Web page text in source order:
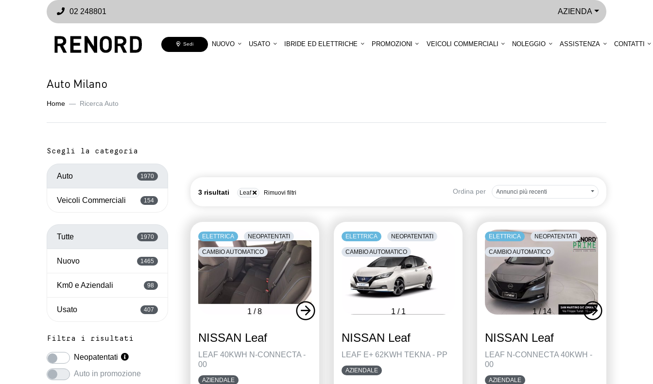
02 248801 AZIENDA
Sedi NUOVO USATO IBRIDE ED ELETTRICHE PROMOZIONI VEICOLI COMMERCIALI NOLEGGIO ASSISTENZA CONTATTI
Auto Milano
Home Ricerca Auto
Scegli la categoria
Auto 1970
Veicoli Commerciali 154
Tutte 1970
Nuovo 1465
Km0 e Aziendali 98
Usato 407
Filtra i risultati
Neopatentati
Auto in promozione
3 risultati Leaf Rimuovi filtri Ordina per Annunci più recenti
1 /8
ELETTRICA NEOPATENTATI
CAMBIO AUTOMATICO
NISSAN Leaf
LEAF 40KWH N-CONNECTA -
00
AZIENDALE
1 / 1
ELETTRICA NEOPATENTATI
CAMBIO AUTOMATICO
NISSAN Leaf
LEAF E+ 62KWH TEKNA - PP
AZIENDALE
1/14
ELETTRICA NEOPATENTATI
CAMBIO AUTOMATICO
NISSAN Leaf
LEAF N-CONNECTA 40KWH -
00
AZIENDALE